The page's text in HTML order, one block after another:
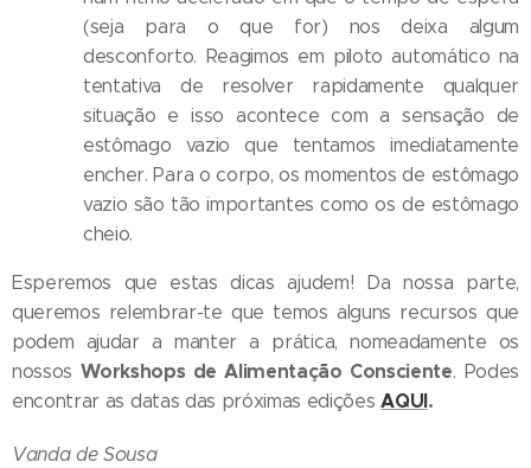
(seja para o que for) nos deixa algum
desconforto. Reagimos em piloto automático na
tentativa de resolver rapidamente qualquer
situação e isso acontece com a sensação de
estômago vazio que tentamos imediatamente
encher. Para o corpo, os momentos de estômago
vazio são tão importantes como os de estômago
cheio.
Esperemos que estas dicas ajudem! Da nossa parte,
queremos relembrar-te que temos alguns recursos que
podem ajudar a manter a prática, nomeadamente os
nossosWorkshops de Alimentação Consciente. Podes
encontrar as datas das próximas ediçõesAQUI.
Vanda de Sousa